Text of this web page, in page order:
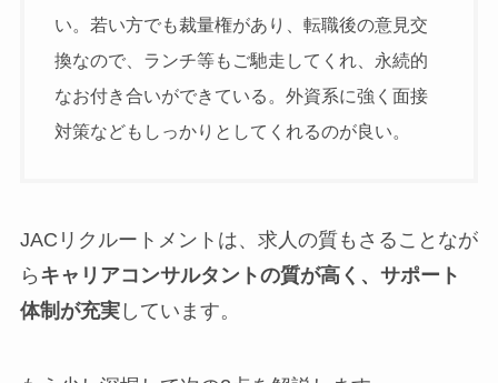
い。若い方でも裁量権があり、転職後の意見交
換なので、ランチ等もご馳走してくれ、永続的
なお付き合いができている。外資系に強く面接
対策などもしっかりとしてくれるのが良い。
JACリクルートメントは、求人の質もさることなが
ら キャリアコンサルタントの質が高く、サポート
体制が充実しています。